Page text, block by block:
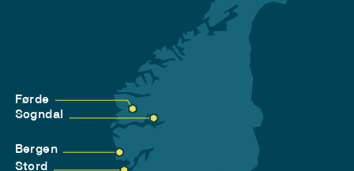
Førde
Sogndal
Bergen
Stord